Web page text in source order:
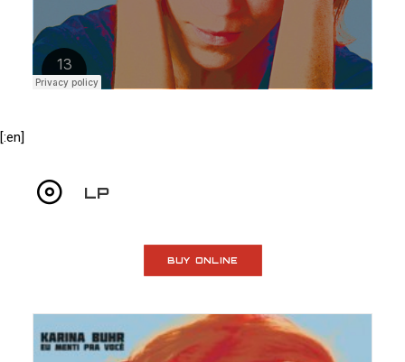
[:en]
LP
BUY ONLINE